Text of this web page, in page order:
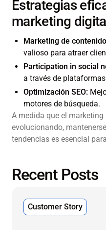
Estrategias
marketing digital
Marketing de
valioso para atraer
Participation in social
a través de
Optimización SEO:
motores de búsqueda.
A medida que el
evolucionando,
tendencias es esencial
Recent Posts
Customer Story